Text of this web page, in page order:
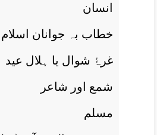
انسان
خطاب بہ جوانان اسلام
غرۂٔ شوال يا ہلال عيد
شمع اور شاعر
مسلم